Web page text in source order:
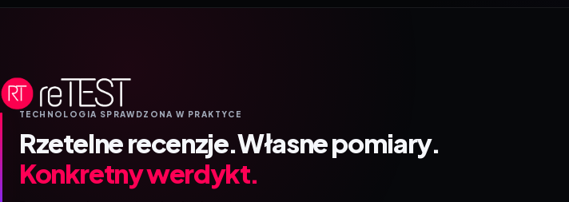
TECHNOLOGIA SPRAWDZONA W PRAKTYCE
Rzetelne recenzje.Własne pomiary.
Konkretny werdykt.